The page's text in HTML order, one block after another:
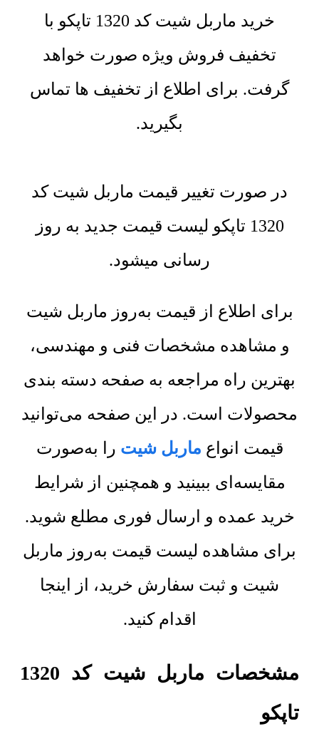
خرید ماربل شیت کد 1320 تاپکو با
تخفیف فروش ویژه صورت خواهد
گرفت. برای اطلاع از تخفیف ها تماس
بگیرید.
در صورت تغییر قیمت ماربل شیت کد
1320 تاپکو لیست قیمت جدید به روز
رسانی میشود.
برای اطلاع از قیمت به‌روز ماربل شیت
و مشاهده مشخصات فنی و مهندسی،
بهترین راه مراجعه به صفحه دسته بندی
محصولات است. در این صفحه می‌توانید
قیمت انواع ماربل شیت را به‌صورت
مقایسه‌ای ببینید و همچنین از شرایط
خرید عمده و ارسال فوری مطلع شوید.
برای مشاهده لیست قیمت به‌روز ماربل
شیت و ثبت سفارش خرید، از اینجا
اقدام کنید.
مشخصات ماربل شیت کد 1320
تاپکو